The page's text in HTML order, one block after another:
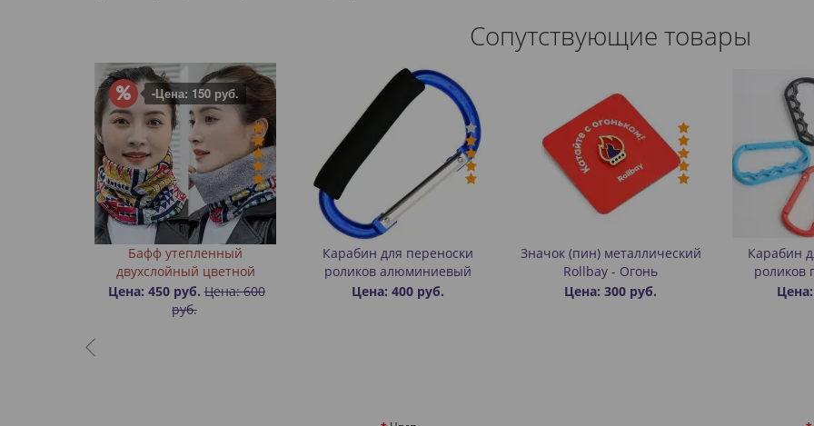
Сопутствующие товары
-Цена: 150 руб.
Бафф утепленный
двухслойный цветной
Цена: 450 руб. Цена: 600
руб.
Карабин для переноски
роликов алюминиевый
Цена: 400 руб.
Значок (пин) металлический
Rollbay - Огонь
Цена: 300 руб.
Карабин
роликов